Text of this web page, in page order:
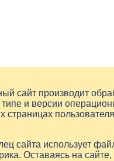
сайт производит
и версии
страницах
сайта использует
Оставаясь на